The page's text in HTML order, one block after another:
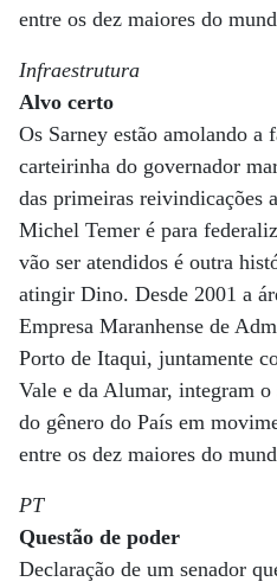
entre os dez maiores do
Infraestrutura
Alvo certo
Os Sarney estão amolando a
carteirinha do governador
das primeiras reivindicações
Michel Temer é para
vão ser atendidos é outra
atingir Dino. Desde 2001 a
Empresa Maranhense de
Porto de Itaqui, juntamente
Vale e da Alumar, integram
do gênero do País em
entre os dez maiores do
PT
Questão de poder
Declaração de um senador